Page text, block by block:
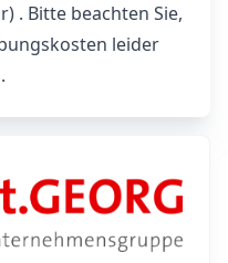
. Bitte beachten Sie,
leider